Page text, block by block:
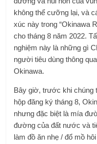
không thể cưỡng lại, và
xúc này trong “Okinawa
cho tháng 8 năm 2022.
nghiệm này là những gì
người tiêu dùng thông
Okinawa.
Bây giờ, trước khi chúng
hộp đăng ký tháng 8,
nhưng đặc biệt là mía
đường của đất nước và
làm đồ ăn nhẹ / đổ mồ